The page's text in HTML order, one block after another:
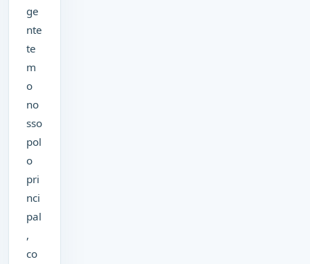
ge
nte
te
m
o
no
sso
pol
o
pri
nci
pal
,
co